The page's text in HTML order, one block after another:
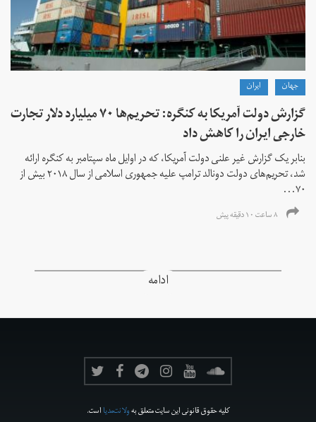
جهان ايران
گزارش دولت آمریکا به کنگره: تحریم‌ها ۷۰ میلیارد دلار تجارت
خارجی ایران را کاهش داد
بنابر یک گزارش غیر علنی دولت آمریکا، که در اوایل ماه سپتامبر به کنگره ارائه
شد، تحریم‌های دولت دونالد ترامپ علیه جمهوری اسلامی از سال ۲۰۱۸ بیش از
۷۰...
۸ ساعت ۱۰ دقیقه پیش
ادامه
کلیه حقوق قانونی این سایت متعلق بهولانت‌مدیااست.